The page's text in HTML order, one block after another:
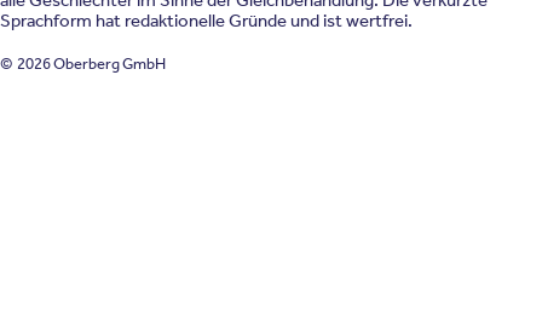
Sprachform hat redaktionelle Gründe und ist wertfrei.
© 2026 Oberberg GmbH